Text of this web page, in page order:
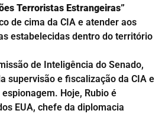
Terroristas Estrangeiras”
de cima da CIA e atender aos
estabelecidas dentro do território
de Inteligência do Senado,
supervisão e fiscalização da CIA e
Hoje, Rubio é
EUA, chefe da diplomacia